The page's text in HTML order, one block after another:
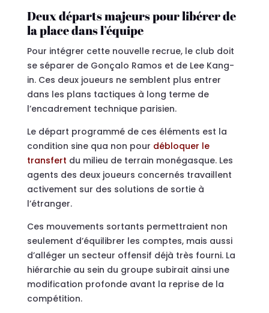
Deux départs majeurs pour libérer de
la place dans l’équipe
Pour intégrer cette nouvelle recrue, le club doit
se séparer de Gonçalo Ramos et de Lee Kang-
in. Ces deux joueurs ne semblent plus entrer
dans les plans tactiques à long terme de
l’encadrement technique parisien.
Le départ programmé de ces éléments est la
condition sine qua non pour débloquer le
transfert du milieu de terrain monégasque. Les
agents des deux joueurs concernés travaillent
activement sur des solutions de sortie à
l’étranger.
Ces mouvements sortants permettraient non
seulement d’équilibrer les comptes, mais aussi
d’alléger un secteur offensif déjà très fourni. La
hiérarchie au sein du groupe subirait ainsi une
modification profonde avant la reprise de la
compétition.